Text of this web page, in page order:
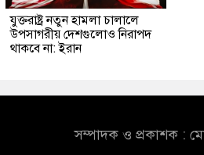
যুক্তরাষ্ট্র নতুন হামলা চালালে
উপসাগরীয় দেশগুলোও নিরাপদ
থাকবে না: ইরান
সম্পাদক ও প্রকাশক :